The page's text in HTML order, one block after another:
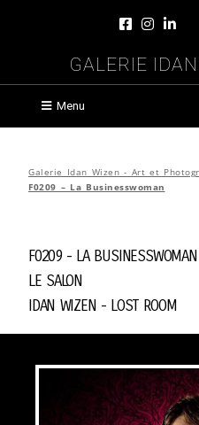
Galerie
Menu
Galerie Idan Wizen - Art et
F0209 – La Businesswoman
F0209 - La
Le Salon
Idan Wizen - Lost Room